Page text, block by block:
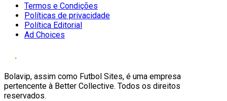
Termos e Condições
Políticas de privacidade
Política Editorial
Ad Choices
Bolavip, assim como Futbol Sites, é uma empresa
pertencente à Better Collective. Todos os direitos
reservados.